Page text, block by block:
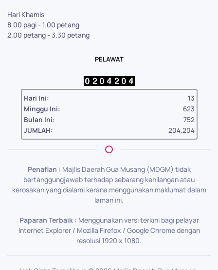
Hari Khamis
8.00 pagi - 1.00 petang
2.00 petang - 3.30 petang
PELAWAT
Hari Ini:
13
Minggu Ini:
623
Bulan Ini:
752
JUMLAH:
204,204
Penafian : Majlis Daerah Gua Musang (MDGM) tidak
bertanggungjawab terhadap sebarang kehilangan atau
kerosakan yang dialami kerana menggunakan maklumat dalam
laman ini.
Paparan Terbaik : Menggunakan versi terkini bagi pelayar
Internet Explorer / Mozilla Firefox / Google Chrome dengan
resolusi 1920 x 1080.